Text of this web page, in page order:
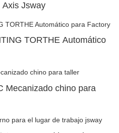
Axis Jsway
TORTHE Automático
Mecanizado chino para